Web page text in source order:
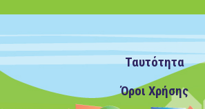
Ταυτότητα
Όροι Χρήσης